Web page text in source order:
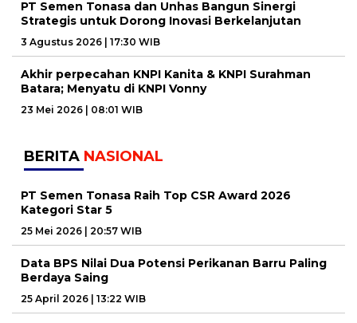
PT Semen Tonasa dan Unhas Bangun Sinergi
Strategis untuk Dorong Inovasi Berkelanjutan
3 Agustus 2026 | 17:30 WIB
Akhir perpecahan KNPI Kanita & KNPI Surahman
Batara; Menyatu di KNPI Vonny
23 Mei 2026 | 08:01 WIB
BERITA NASIONAL
PT Semen Tonasa Raih Top CSR Award 2026
Kategori Star 5
25 Mei 2026 | 20:57 WIB
Data BPS Nilai Dua Potensi Perikanan Barru Paling
Berdaya Saing
25 April 2026 | 13:22 WIB